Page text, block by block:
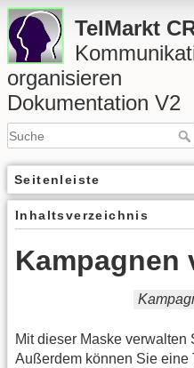
TelMarkt
organisieren
Dokumentation V2
Seitenleiste
Inhaltsverzeichnis
Kampagnen
Mit dieser Maske verwalten
Außerdem können Sie eine